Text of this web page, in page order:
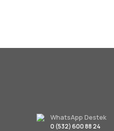
WhatsApp Destek
0 (532) 600 88 24